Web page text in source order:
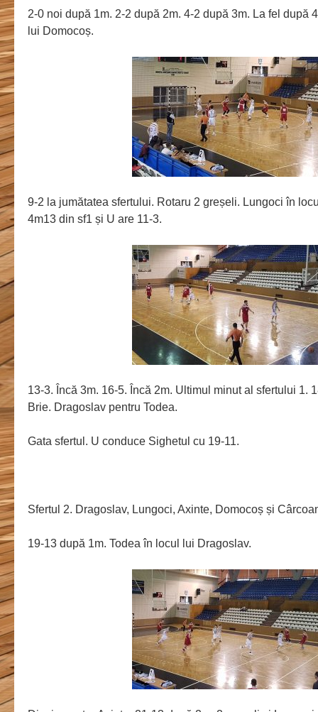
2-0 noi după 1m. 2-2 după 2m. 4-2 după 3m. La fel după
lui Domocoș.
9-2 la jumătatea sfertului. Rotaru 2 greșeli. Lungoci în
4m13 din sf1 și U are 11-3.
13-3. Încă 3m. 16-5. Încă 2m. Ultimul minut al sfertului 1.
Brie. Dragoslav pentru Todea.
Gata sfertul. U conduce Sighetul cu 19-11.
Sfertul 2. Dragoslav, Lungoci, Axinte, Domocoș și
19-13 după 1m. Todea în locul lui Dragoslav.